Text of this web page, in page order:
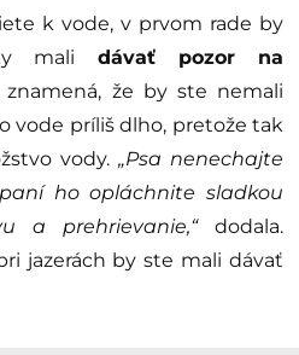
k vode, v prvom rade by
mali dávať pozor na
znamená, že by ste nemali
vode príliš dlho, pretože tak
vody. „Psa nenechajte
ho opláchnite sladkou
a prehrievanie,“ dodala.
jazerách by ste mali dávať